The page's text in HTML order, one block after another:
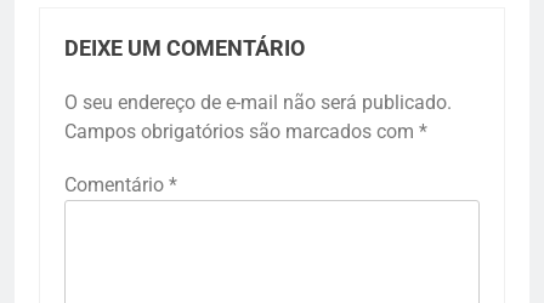
DEIXE UM COMENTÁRIO
O seu endereço de e-mail não será publicado.
Campos obrigatórios são marcados com *
Comentário *